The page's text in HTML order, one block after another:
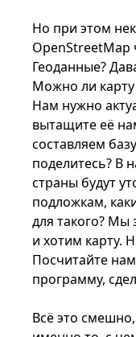
Но при этом
OpenStreetMap
Геоданные?
Можно ли
Нам нужно
вытащите её
составляем
поделитесь? В
страны будут
подложкам,
для такого? Мы
и хотим карту.
Посчитайте
программу,
Всё это